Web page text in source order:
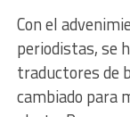
Con el
periodistas, se
traductores de
cambiado para